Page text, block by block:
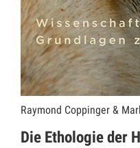
Raymond Coppinger &
Die Ethologie der